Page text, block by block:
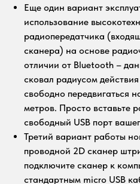
Еще один вариант
использование
радиопередатчика
сканера) на основе
отличии от Bluetooth –
сковал радиусом
свободно передвигаться
метров. Просто вставьте
свободный USB порт
Третий вариант работы
проводной 2D сканер
подключите сканер к
стандартным micro USB